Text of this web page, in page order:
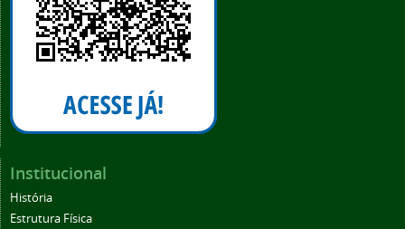
Institucional
História
Estrutura Física